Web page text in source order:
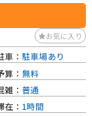
をふんだんに使った
理は絶品です。 バ
車場があるので安心し
ツーリングの休憩場
然記念物に指定されて
ます。
お気に入り
車： 駐車場あり
算： 無料
雑： 普通
在： 1時間